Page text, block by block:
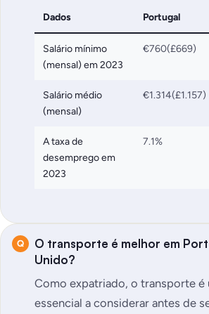
Dados Portugal
Salário mínimo
(mensal) em 2023
€760(£669)
Salário médio
(mensal)
€1.314(£1.157)
A taxa de
desemprego em
2023
7.1%
O transporte é melhor em
Unido?
Como expatriado, o transporte é
essencial a considerar antes de